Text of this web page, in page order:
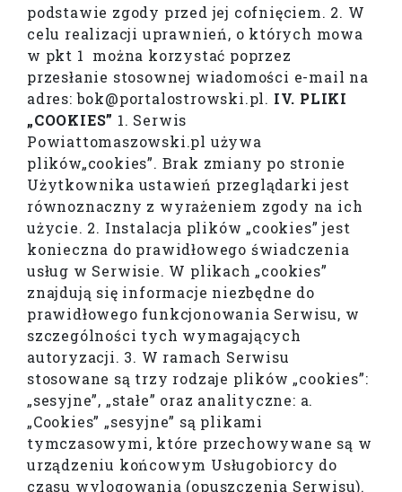
podstawie zgody przed jej cofnięciem. 2. W
celu realizacji uprawnień, o których mowa
w pkt 1 można korzystać poprzez
przesłanie stosownej wiadomości e-mail na
adres: bok@portalostrowski.pl. IV. PLIKI
„COOKIES” 1. Serwis
Powiattomaszowski.pl używa
plików„cookies”. Brak zmiany po stronie
Użytkownika ustawień przeglądarki jest
równoznaczny z wyrażeniem zgody na ich
użycie. 2. Instalacja plików „cookies” jest
konieczna do prawidłowego świadczenia
usług w Serwisie. W plikach „cookies”
znajdują się informacje niezbędne do
prawidłowego funkcjonowania Serwisu, w
szczególności tych wymagających
autoryzacji. 3. W ramach Serwisu
stosowane są trzy rodzaje plików „cookies”:
„sesyjne”, „stałe” oraz analityczne: a.
„Cookies” „sesyjne” są plikami
tymczasowymi, które przechowywane są w
urządzeniu końcowym Usługobiorcy do
czasu wylogowania (opuszczenia Serwisu).